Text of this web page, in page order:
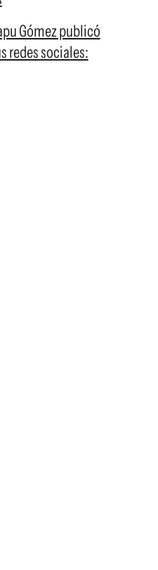
Gómez publicó
redes sociales: